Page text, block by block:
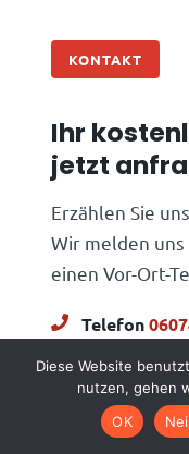
KONTAKT
Ihr
jetzt
Erzählen Sie
Wir melden
einen Vor-Ort-
Telefon
E-Mail
Ihr
Diese Website
nutzen, gehen
OK